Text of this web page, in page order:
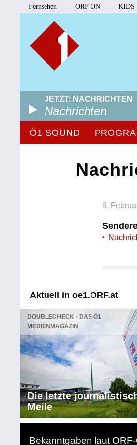
Fernsehen ORF ON KIDS
JETZT: NACHRICHTEN
Nachrichten
Ö1 SOUND
9.
Aktuell in oe1.ORF.at
DOUBLECHECK - DAS Ö1
MEDIENMAGAZIN
Die letzte
Meile
Bekanntgaben laut ORF-